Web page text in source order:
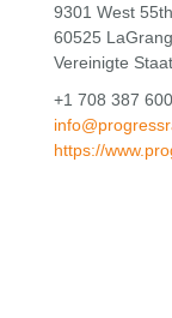
9301 West
60525
Vereinigte
+1 708 387 600
https://